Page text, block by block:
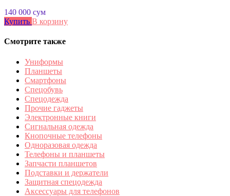
140 000 сум
Купить В корзину
Смотрите также
Униформы
Планшеты
Смартфоны
Спецобувь
Спецодежда
Прочие гаджеты
Электронные книги
Сигнальная одежда
Кнопочные телефоны
Одноразовая одежда
Телефоны и планшеты
Запчасти планшетов
Подставки и держатели
Защитная спецодежда
Аксессуары для телефонов